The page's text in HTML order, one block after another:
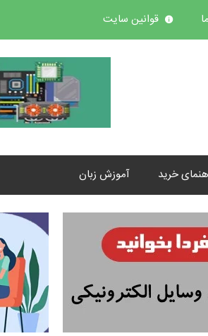
قوانین سایت
خرید آموزش زبان